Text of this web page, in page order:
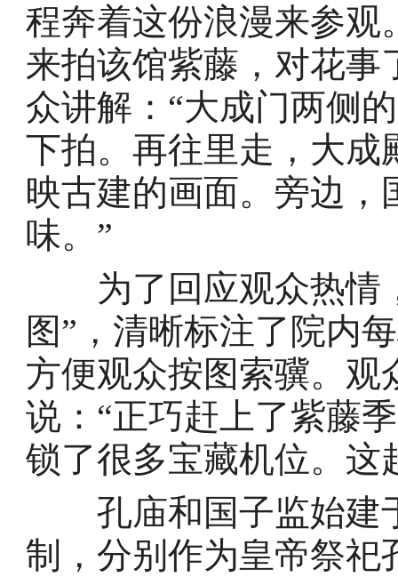
程奔着这份浪漫来参观
来拍该馆紫藤，对花事
众讲解：“大成门两侧
下拍。再往里走，大成
映古建的画面。旁边
味。”
为了回应观众热情
图”，清晰标注了院内
方便观众按图索骥。观
说：“正巧赶上了紫藤
锁了很多宝藏机位。这
孔庙和国子监始建
制，分别作为皇帝祭祀